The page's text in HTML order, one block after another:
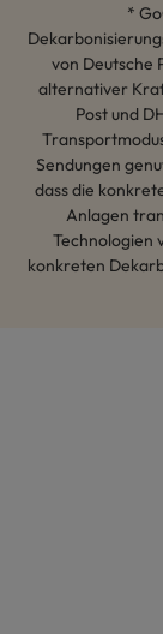
*
von Deutsche
alternativer
Post und
Sendungen
dass die
Anlagen
Technologien
konkreten